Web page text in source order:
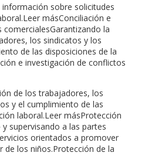
sobre solicitudes
másConciliación e
la
los sindicatos y los
de las disposiciones de la
e investigación de conflictos
de los trabajadores, los
y el cumplimiento de las
laboral.Leer másProtección
supervisando a las partes
orientados a promover
de los niños.Protección de la